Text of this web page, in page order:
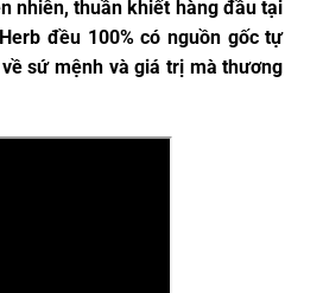
nhiên, thuần khiết hàng đầu tại
đều 100% có nguồn gốc tự
sứ mệnh và giá trị mà thương